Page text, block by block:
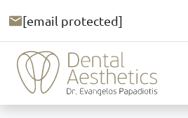
[email protected]